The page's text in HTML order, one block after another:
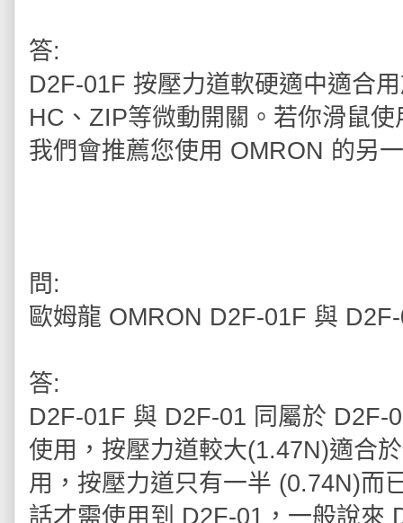
答:
D2F-01F 按壓力道軟硬適中適合
HC、ZIP等微動開關。若你滑鼠
我們會推薦您使用 OMRON 的另
問:
歐姆龍 OMRON D2F-01F 與
答:
D2F-01F 與 D2F-01 同屬於 D2F-
使用，按壓力道較大(1.47N)適合
用，按壓力道只有一半 (0.74N)而
話才需使用到 D2F-01，一般說來